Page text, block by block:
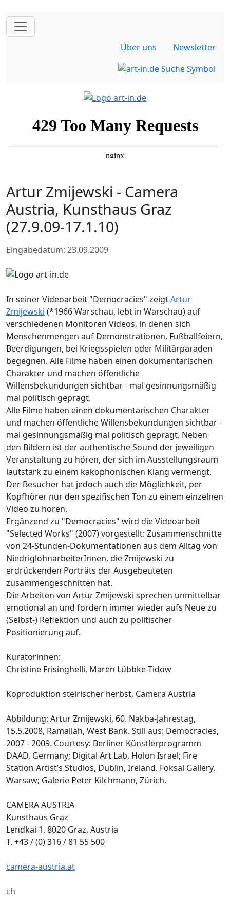
Über uns Newsletter
Artur Zmijewski - Camera
Austria, Kunsthaus Graz
(27.9.09-17.1.10)
Eingabedatum: 23.09.2009
In seiner Videoarbeit "Democracies" zeigtArtur
Zmijewski (*1966 Warschau, lebt in Warschau) auf
verschiedenen Monitoren Videos, in denen sich
Menschenmengen auf Demonstrationen, Fußballfeiern,
Beerdigungen, bei Kriegsspielen oder Militärparaden
begegnen. Alle Filme haben einen dokumentarischen
Charakter und machen öffentliche
Willensbekundungen sichtbar - mal gesinnungsmäßig
mal politisch geprägt.
Alle Filme haben einen dokumentarischen Charakter
und machen öffentliche Willensbekundungen sichtbar -
mal gesinnungsmäßig mal politisch geprägt. Neben
den Bildern ist der authentische Sound der jeweiligen
Veranstaltung zu hören, der sich im Ausstellungsraum
lautstark zu einem kakophonischen Klang vermengt.
Der Besucher hat jedoch auch die Möglichkeit, per
Kopfhörer nur den spezifischen Ton zu einem einzelnen
Video zu hören.
Ergänzend zu "Democracies" wird die Videoarbeit
"Selected Works" (2007) vorgestellt: Zusammenschnitte
von 24-Stunden-Dokumentationen aus dem Alltag von
NiedriglohnarbeiterInnen, die Zmijewski zu
erdrückenden Porträts der Ausgebeuteten
zusammengeschnitten hat.
Die Arbeiten von Artur Zmijewski sprechen unmittelbar
emotional an und fordern immer wieder aufs Neue zu
(Selbst-) Reflektion und auch zu politischer
Positionierung auf.
Kuratorinnen:
Christine Frisinghelli, Maren Lübbke-Tidow
Koproduktion steirischer herbst, Camera Austria
Abbildung: Artur Zmijewski, 60. Nakba-Jahrestag,
15.5.2008, Ramallah, West Bank. Still aus: Democracies,
2007 - 2009. Courtesy: Berliner Künstlerprogramm
DAAD, Germany; Digital Art Lab, Holon Israel; Fire
Station Artist’s Studios, Dublin, Ireland. Foksal Gallery,
Warsaw; Galerie Peter Kilchmann, Zürich.
CAMERA AUSTRIA
Kunsthaus Graz
Lendkai 1, 8020 Graz, Austria
T. +43 / (0) 316 / 81 55 500
camera-austria.at
ch